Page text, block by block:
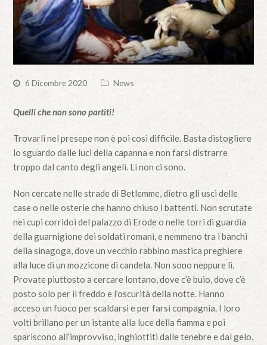
6 Dicembre 2020 News
Quelli che non sono partiti!
Trovarli nel presepe non è poi così difficile. Basta distogliere
lo sguardo dalle luci della capanna e non farsi distrarre
troppo dal canto degli angeli. Lì non ci sono.
Non cercate nelle strade di Betlemme, dietro gli usci delle
case o nelle osterie che hanno chiuso i battenti. Non scrutate
nei cupi corridoi del palazzo di Erode o nelle torri di guardia
della guarnigione dei soldati romani, e nemmeno tra i banchi
della sinagoga, dove un vecchio rabbino mastica preghiere
alla luce di un mozzicone di candela. Non sono neppure lì.
Provate piuttosto a cercare lontano, dove c’è buio, dove c’è
posto solo per il freddo e l’oscurità della notte. Hanno
acceso un fuoco per scaldarsi e per farsi compagnia. I loro
volti brillano per un istante alla luce della fiamma e poi
spariscono all’improvviso, inghiottiti dalle tenebre e dal gelo.